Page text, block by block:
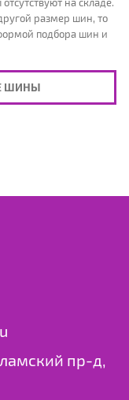
размер шин, то
подбора шин и
ШИНЫ
пр-д,